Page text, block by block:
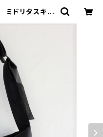
ドリタスキシ